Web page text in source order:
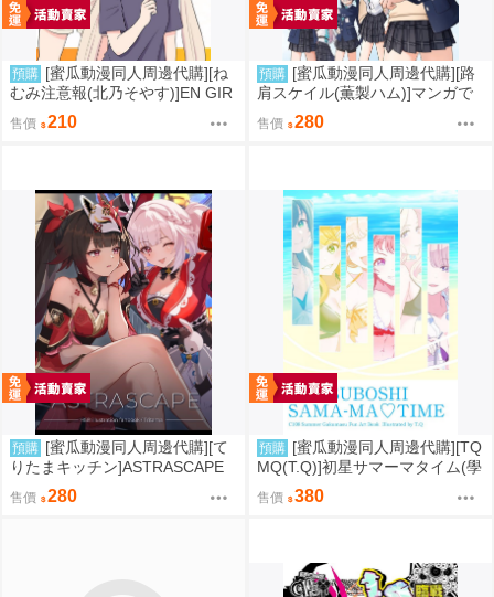
預購 [蜜瓜動漫同人周邊代購][ね
むみ注意報(北乃そやす)]EN GIR
LS! Vol.11(彩虹社)(同人誌)
售價 210
預購 [蜜瓜動漫同人周邊代購][路
肩スケイル(薫製ハム)]マンガで
わかるアビドスシリーズ ちゃ
ぶ台星人のひみつ(蔚藍檔案)(同
售價 280
預購 [蜜瓜動漫同人周邊代購][て
りたまキッチン]ASTRASCAPE
(崩壞：星穹鐵道)(同人誌)
售價 280
預購 [蜜瓜動漫同人周邊代購][TQ
MQ(T.Q)]初星サマーマタイム(學
園偶像大師)(同人誌)
售價 380